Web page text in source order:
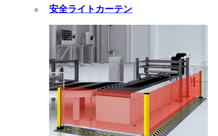
安全ライトカーテン